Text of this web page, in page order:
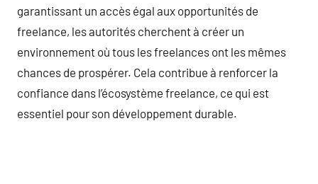
garantissant un accès égal aux opportunités de
freelance, les autorités cherchent à créer un
environnement où tous les freelances ont les mêmes
chances de prospérer. Cela contribue à renforcer la
confiance dans l’écosystème freelance, ce qui est
essentiel pour son développement durable.